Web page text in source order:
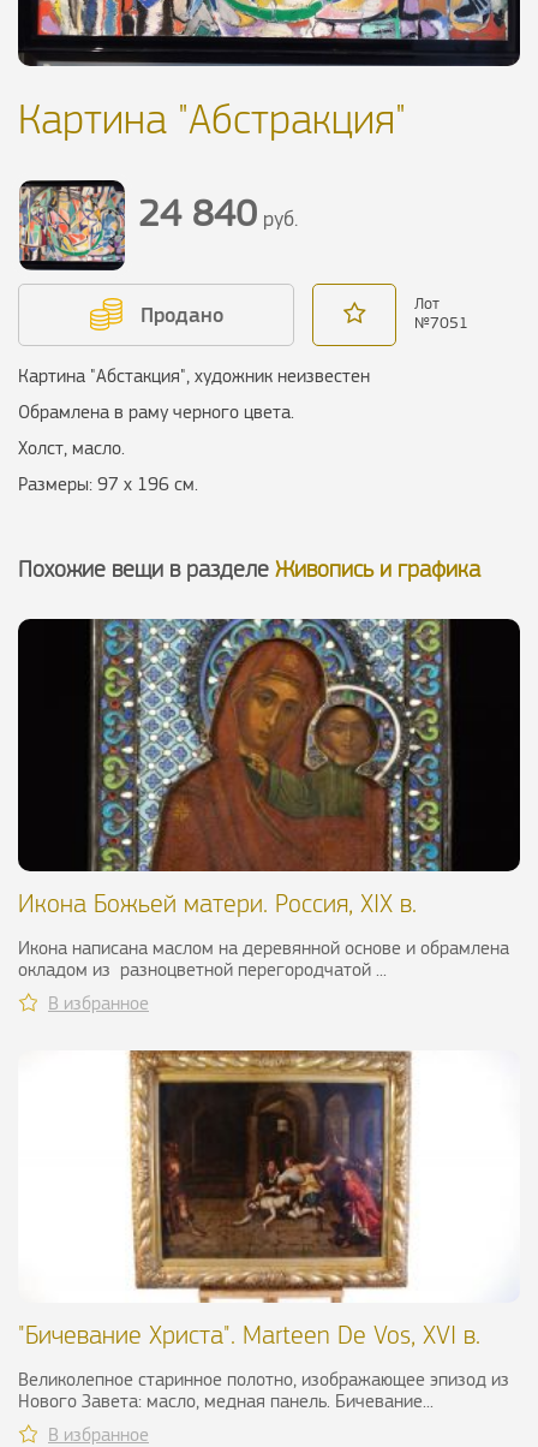
Картина "Абстракция"
24 840руб.
Продано
Лот
№7051
Картина "Абстакция", художник неизвестен
Обрамлена в раму черного цвета.
Холст, масло.
Размеры: 97 x 196 см.
Похожие вещи в разделе Живопись и графика
Икона Божьей матери. Россия, XIX в.
Икона написана маслом на деревянной основе и обрамлена
окладом из разноцветной перегородчатой ...
В избранное
"Бичевание Христа". Marteen De Vos, XVI в.
Великолепное старинное полотно, изображающее эпизод из
Нового Завета: масло, медная панель. Бичевание...
В избранное